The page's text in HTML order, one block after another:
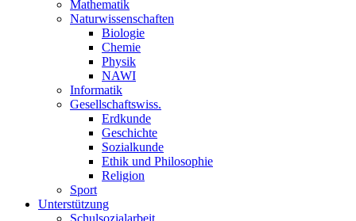
Mathematik
Naturwissenschaften
Biologie
Chemie
Physik
NAWI
Informatik
Gesellschaftswiss.
Erdkunde
Geschichte
Sozialkunde
Ethik und Philosophie
Religion
Sport
Unterstützung
Schulsozialarbeit